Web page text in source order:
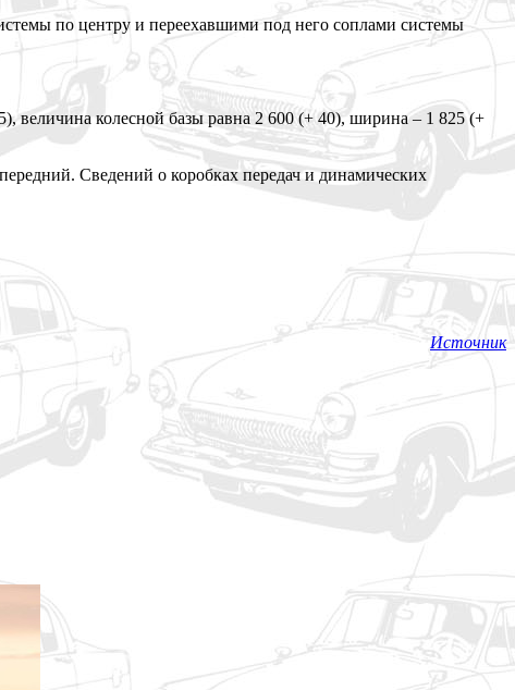
по центру и переехавшими под него соплами системы
величина колесной базы равна 2 600 (+ 40), ширина – 1 825 (+
Сведений о коробках передач и динамических
Источник